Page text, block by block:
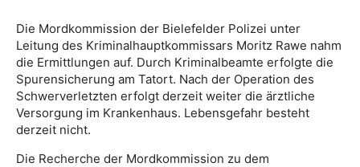
Die Mordkommission der Bielefelder Polizei unter
Leitung des Kriminalhauptkommissars Moritz Rawe nahm
die Ermittlungen auf. Durch Kriminalbeamte erfolgte die
Spurensicherung am Tatort. Nach der Operation des
Schwerverletzten erfolgt derzeit weiter die ärztliche
Versorgung im Krankenhaus. Lebensgefahr besteht
derzeit nicht.
Die Recherche der Mordkommission zu dem